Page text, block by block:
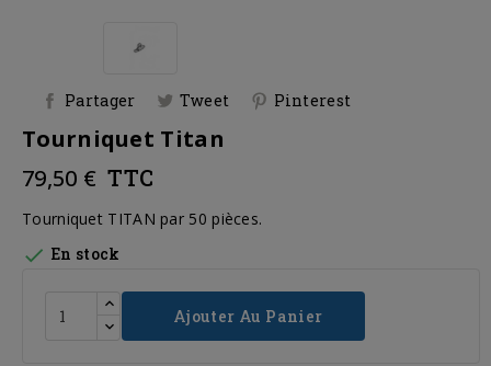
Partager Tweet Pinterest
Tourniquet Titan
79,50 € TTC
Tourniquet TITAN par 50 pièces.
 En stock
Ajouter Au Panier